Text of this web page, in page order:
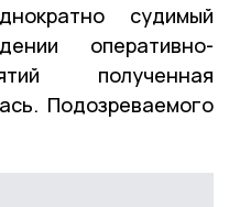
судимый
оперативно-
полученная
Подозреваемого